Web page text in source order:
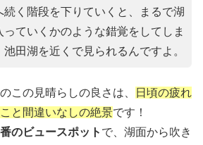
続く階段を下りていくと、まるで湖
っていくかのような錯覚をしてしま
池田湖を近くで見られるんですよ。
この見晴らしの良さは、
日頃の疲れ
と間違いなしの絶景です！
のビュースポット で、湖面から吹き